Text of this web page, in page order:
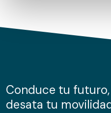
de cookies.
información sobre el uso
nuestros partners de redes
Conduce tu futuro,
desata tu